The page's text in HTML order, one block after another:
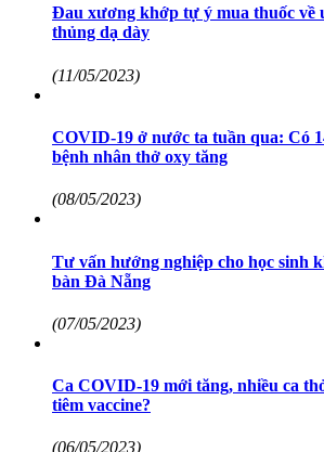
Đau xương khớp tự ý mua thuốc về
thủng dạ dày
(11/05/2023)
COVID-19 ở nước ta tuần qua: Có
bệnh nhân thở oxy tăng
(08/05/2023)
Tư vấn hướng nghiệp cho học sinh
bàn Đà Nẵng
(07/05/2023)
Ca COVID-19 mới tăng, nhiều ca
tiêm vaccine?
(06/05/2023)